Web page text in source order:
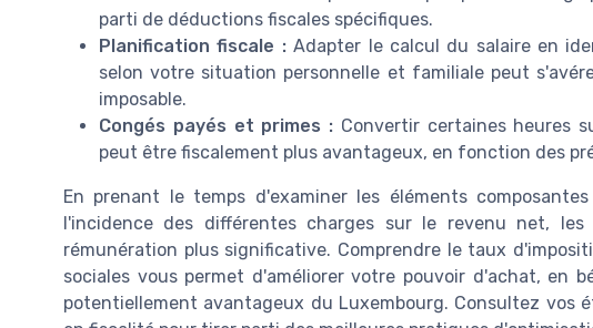
parti de déductions fiscales spécifiques.
Planification fiscale :Adapter le calcul du salaire en
selon votre situation personnelle et familiale peut
imposable.
Congés payés et primes : Convertir certaines heures
peut être fiscalement plus avantageux, en fonction des
En prenant le temps d'examiner les éléments
l'incidence des différentes charges sur le revenu net,
rémunération plus significative. Comprendre le taux
sociales vous permet d'améliorer votre pouvoir d'achat, en
potentiellement avantageux du Luxembourg. Consultez vos